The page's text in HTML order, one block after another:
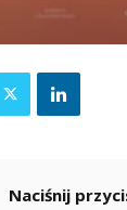
Naciśnij